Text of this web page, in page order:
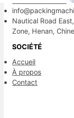
Nautical Road
Zone, Henan, Chine
SOCIÉTÉ
Accueil
À propos
Contact